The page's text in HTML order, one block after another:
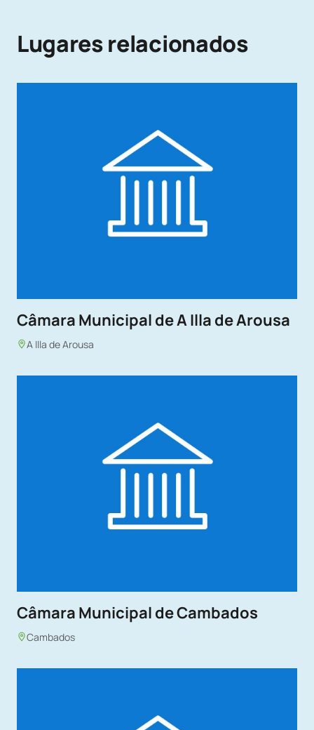
Lugares relacionados
Câmara Municipal de A Illa de Arousa
A Illa de Arousa
Câmara Municipal de Cambados
Cambados